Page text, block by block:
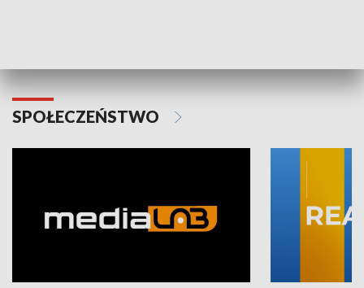
SPOŁECZEŃSTWO